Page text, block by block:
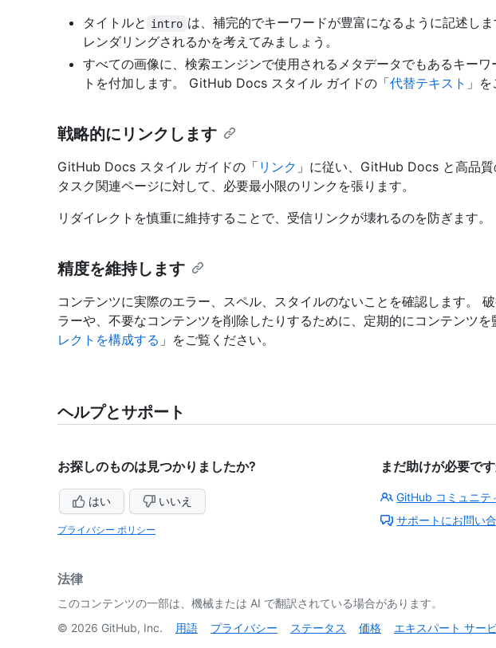
タイトルと intro は、補完的でキーワードが豊富になるように記述し
レンダリングされるかを考えてみましょう。
すべての画像に、検索エンジンで使用されるメタデータでもあるキーワ
トを付加します。 GitHub Docs スタイル ガイドの「代替テキスト 」
戦略的にリンクします
GitHub Docs スタイル ガイドの「 リンク 」に従い、GitHub Docs と高品
タスク関連ページに対して、必要最小限のリンクを張ります。
リダイレクトを慎重に維持することで、受信リンクが壊れるのを防ぎます。
精度を維持します
コンテンツに実際のエラー、スペル、スタイルのないことを確認します。
ラーや、不要なコンテンツを削除したりするために、定期的にコンテンツを
レクトを構成する 」をご覧ください。
ヘルプとサポート
お探しのものは見つかりましたか?
はい いいえ
プライバシー ポリシー
まだ助けが必要で
GitHub コミュニテ
サポートにお問い
法律
このコンテンツの一部は、機械または AI で翻訳されている場合があります。
© 2026 GitHub, Inc. 用語 プライバシー ステータス 価格 エキスパート サー